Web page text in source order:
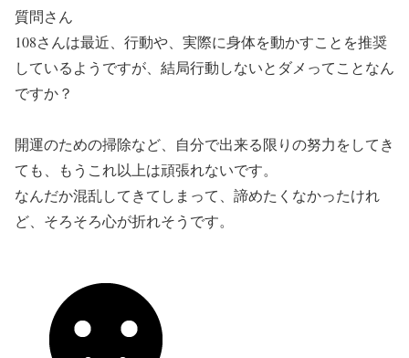
質問さん
108さんは最近、行動や、実際に身体を動かすことを推奨
しているようですが、結局行動しないとダメってことなん
ですか？
開運のための掃除など、自分で出来る限りの努力をしてき
ても、もうこれ以上は頑張れないです。
なんだか混乱してきてしまって、諦めたくなかったけれ
ど、そろそろ心が折れそうです。